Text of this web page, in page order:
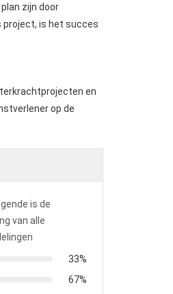
zijn door
project, is het succes
en
op de
is de
van alle
33%
67%